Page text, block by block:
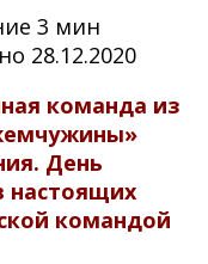
3 мин
28.12.2020
команда из
День
настоящих
командой